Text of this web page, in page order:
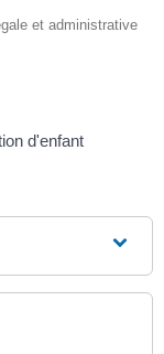
et administrative
d'enfant